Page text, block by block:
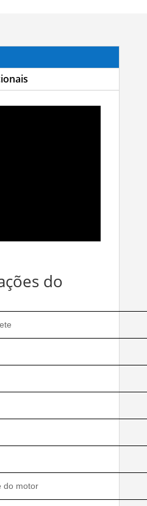
do
do motor